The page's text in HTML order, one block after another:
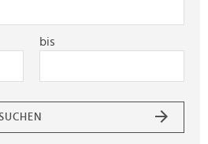
bis